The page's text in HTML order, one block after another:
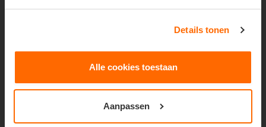
Details tonen
Alle cookies toestaan
Aanpassen
Separaat verspreiden
Overheidsverspreiding
BEOORDELINGEN